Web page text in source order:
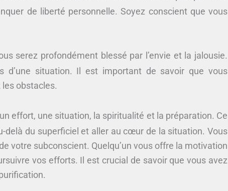
de liberté personnelle. Soyez conscient que vous
serez profondément blessé par l’envie et la jalousie.
d’une situation. Il est important de savoir que vous
obstacles.
effort, une situation, la spiritualité et la préparation. Ce
delà du superficiel et aller au cœur de la situation. Vous
votre subconscient. Quelqu’un vous offre la motivation
vos efforts. Il est crucial de savoir que vous avez